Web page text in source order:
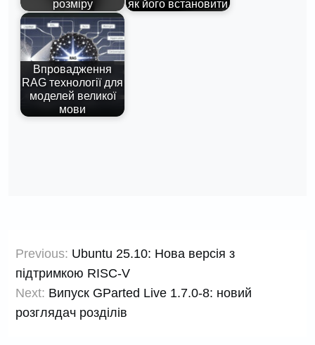
розміру як його встановити
Впровадження
RAG технології для
моделей великої
мови
записів
Previous: Ubuntu 25.10: Нова версія з
підтримкою RISC-V
Next: Випуск GParted Live 1.7.0-8: новий
розглядач розділів